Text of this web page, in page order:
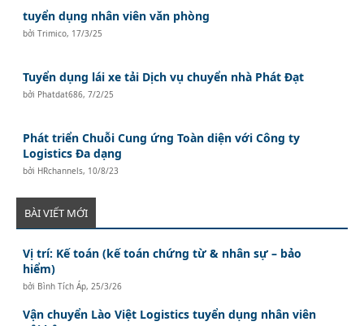
tuyển dụng nhân viên văn phòng
bởiTrimico, 17/3/25
Tuyển dụng lái xe tải Dịch vụ chuyển nhà Phát Đạt
bởi Phatdat686,7/2/25
Phát triển Chuỗi Cung ứng Toàn diện với Công ty
Logistics Đa dạng
bởi HRchannels, 10/8/23
BÀI VIẾT MỚI
Vị trí: Kế toán (kế toán chứng từ & nhân sự – bảo
hiểm)
bởi Bình Tích Áp,25/3/26
Vận chuyển Lào Việt Logistics tuyển dụng nhân viên